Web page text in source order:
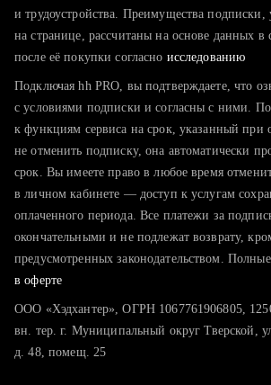
тратите много времени на поиск и
хотите сравнить себя с конкурентами
и трудоустройства. Преимущества подписки,
на странице, рассчитаны на основе данных в
после её покупки согласно исследованию
Подключая hh PRO, вы подтверждаете, что
с условиями подписки и согласны с ними.
к функциям сервиса на срок, указанный при
не отменить подписку, она автоматически
срок. Вы имеете право в любое время
в личном кабинете — доступ к услугам
оплаченного периода. Все платежи за
окончательными и не подлежат возврату,
предусмотренных законодательством. Полные
в оферте
ООО «Хэдхантер», ОГРН 1067761906805,
вн. тер. г. Муниципальный округ Тверской,
д. 48, помещ. 25